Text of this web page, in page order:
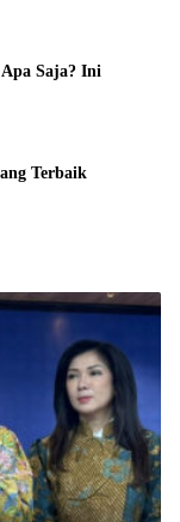
Saja? Ini
Terbaik